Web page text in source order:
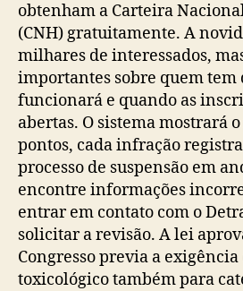
obtenham a Carteira
(CNH) gratuitamente. A
milhares de interessados,
importantes sobre quem tem
funcionará e quando as
abertas. O sistema mostrará
pontos, cada infração
processo de suspensão em
encontre informações
entrar em contato com o
solicitar a revisão. A lei
Congresso previa a exigência
toxicológico também para